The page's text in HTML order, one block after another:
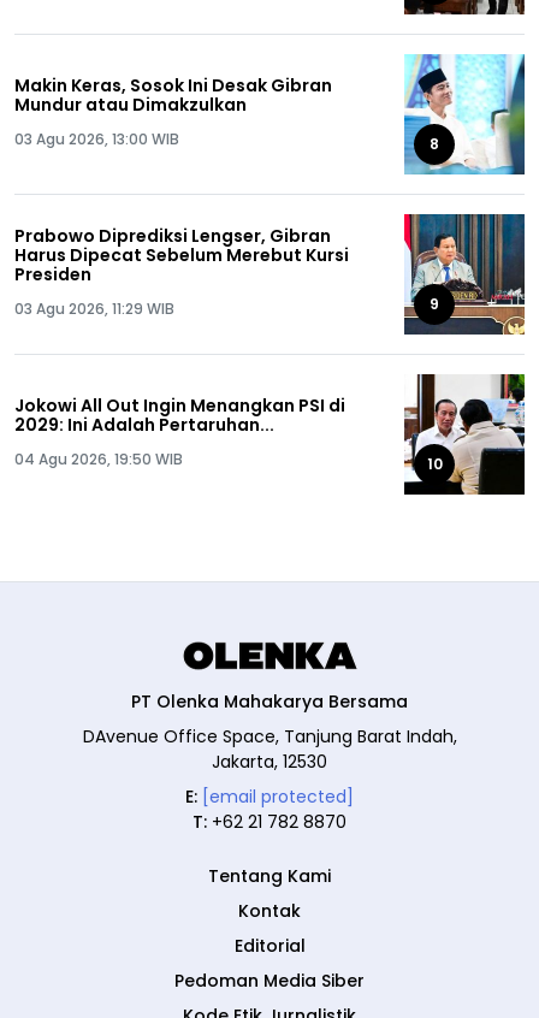
Makin Keras, Sosok Ini Desak Gibran
Mundur atau Dimakzulkan
03 Agu 2026, 13:00 WIB 8
Prabowo Diprediksi Lengser, Gibran
Harus Dipecat Sebelum Merebut Kursi
Presiden
03 Agu 2026, 11:29 WIB 9
Jokowi All Out Ingin Menangkan PSI di
2029: Ini Adalah Pertaruhan...
04 Agu 2026, 19:50 WIB 10
PT Olenka Mahakarya Bersama
DAvenue Office Space, Tanjung Barat Indah,
Jakarta, 12530
E: [email protected]
T: +62 21 782 8870
Tentang Kami
Kontak
Editorial
Pedoman Media Siber